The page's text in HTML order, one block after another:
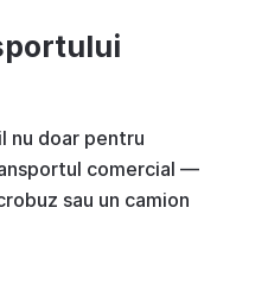
nu doar pentru
comercial —
sau un camion